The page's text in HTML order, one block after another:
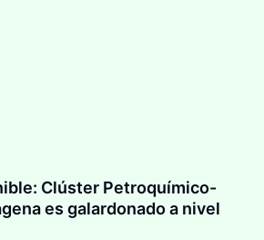
Clúster Petroquímico-
es galardonado a nivel